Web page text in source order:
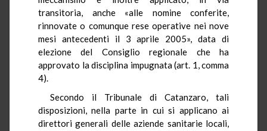
transitoria, anche «alle nomine conferite,
rinnovate o comunque rese operative nei nove
mesi antecedenti il 3 aprile 2005», data di
elezione del Consiglio regionale che ha
approvato la disciplina impugnata (art. 1, comma
4).
Secondo il Tribunale di Catanzaro, tali
disposizioni, nella parte in cui si applicano ai
direttori generali delle aziende sanitarie locali,